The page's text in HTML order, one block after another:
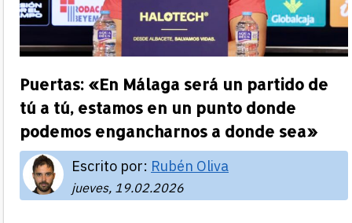
Puertas: «En Málaga será un partido de
tú a tú, estamos en un punto donde
podemos engancharnos a donde sea»
Escrito por: Rubén Oliva
jueves, 19.02.2026